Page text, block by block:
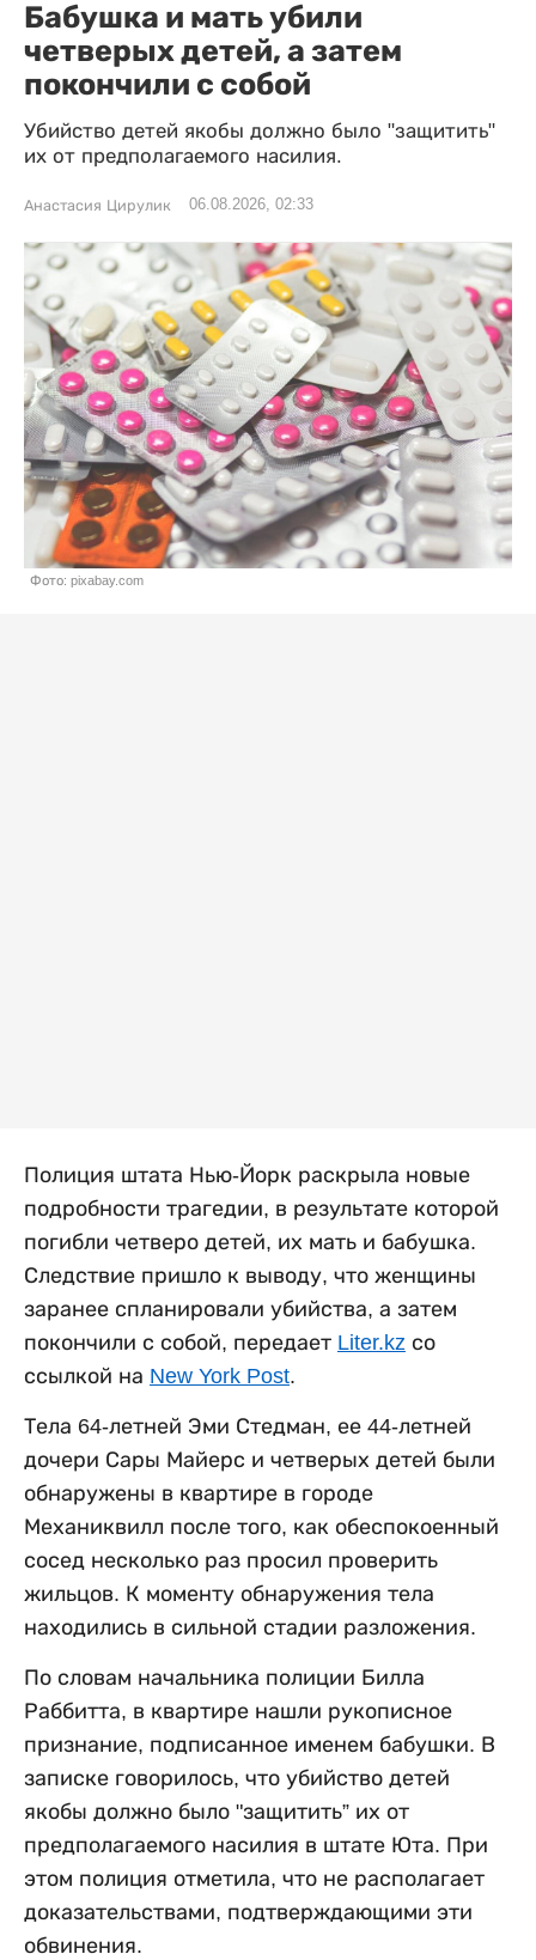
Бабушка и мать убили
четверых детей, а затем
покончили с собой
Убийство детей якобы должно было "защитить"
их от предполагаемого насилия.
Анастасия Цирулик 06.08.2026, 02:33
Фото: pixabay.com
Полиция штата Нью-Йорк раскрыла новые
подробности трагедии, в результате которой
погибли четверо детей, их мать и бабушка.
Следствие пришло к выводу, что женщины
заранее спланировали убийства, а затем
покончили с собой, передает Liter.kz со
ссылкой на New York Post.
Тела 64-летней Эми Стедман, ее 44-летней
дочери Сары Майерс и четверых детей были
обнаружены в квартире в городе
Механиквилл после того, как обеспокоенный
сосед несколько раз просил проверить
жильцов. К моменту обнаружения тела
находились в сильной стадии разложения.
По словам начальника полиции Билла
Раббитта, в квартире нашли рукописное
признание, подписанное именем бабушки. В
записке говорилось, что убийство детей
якобы должно было "защитить” их от
предполагаемого насилия в штате Юта. При
этом полиция отметила, что не располагает
доказательствами, подтверждающими эти
обвинения.